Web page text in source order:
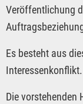
Veröffentlichung
Es besteht aus
Interessenkonflikt.
Die vorstehenden